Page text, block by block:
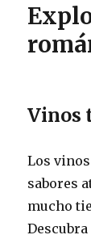
Vinos
Los
sabores
mucho